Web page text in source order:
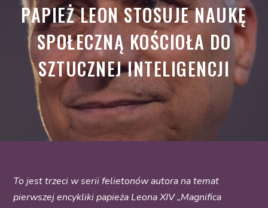
PAPIEŻ LEON STOSUJE NAUKĘ
SPOŁECZNĄ KOŚCIOŁA DO
SZTUCZNEJ INTELIGENCJI
To jest trzeci w serii felietonów autora na temat
pierwszej encykliki papieża Leona XIV „Magnifica